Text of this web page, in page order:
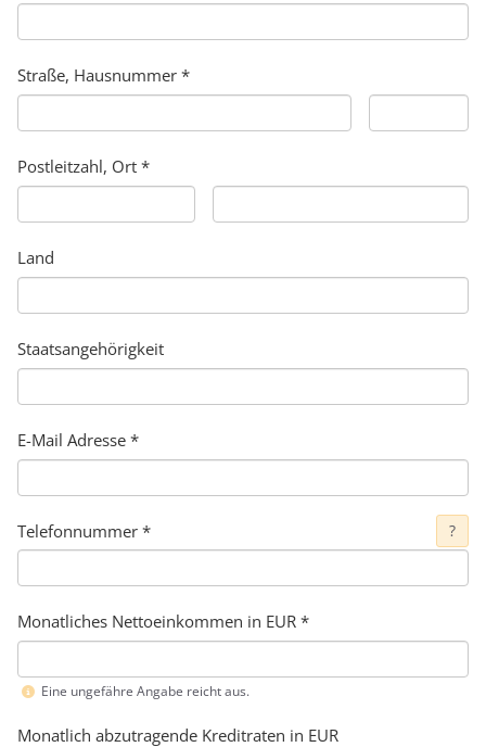
Straße, Hausnummer *
Postleitzahl, Ort *
Land
Staatsangehörigkeit
E-Mail Adresse *
Telefonnummer * ?
Monatliches Nettoeinkommen in EUR *
Eine ungefähre Angabe reicht aus.
Monatlich abzutragende Kreditraten in EUR